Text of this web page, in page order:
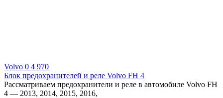
Volvo 0 4 970
Блок предохранителей и реле Volvo FH 4
Рассматриваем предохранители и реле в автомобиле Volvo FH
4 — 2013, 2014, 2015, 2016,